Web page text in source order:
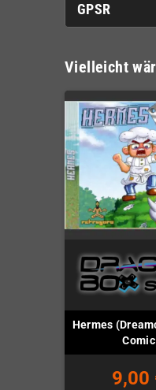
GPSR
Vielleicht
Hermes
Comic
9,00